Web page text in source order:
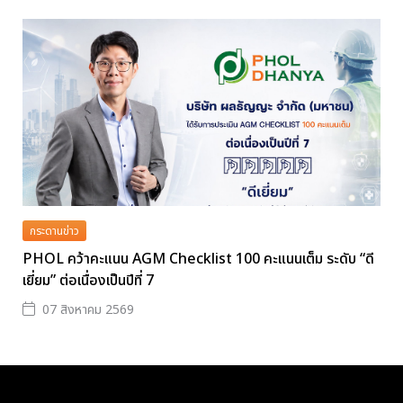
กระดานข่าว
PHOL คว้าคะแนน AGM Checklist 100 คะแนนเต็ม ระดับ “ดี
เยี่ยม” ต่อเนื่องเป็นปีที่ 7
07 สิงหาคม 2569